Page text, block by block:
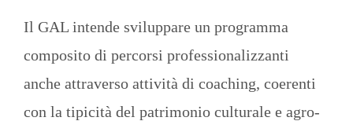
Il GAL intende sviluppare un programma
composito di percorsi professionalizzanti
anche attraverso attività di coaching, coerenti
con la tipicità del patrimonio culturale e agro-